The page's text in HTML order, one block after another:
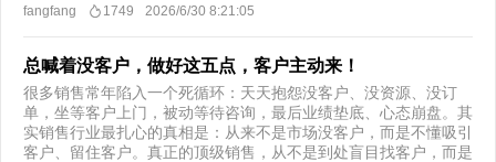
fangfang 1749 2026/6/30 8:21:05
总喊着没客户，做好这五点，客户主动来！
很多销售常年陷入一个死循环：天天抱怨没客户、没资源、没订
单，坐等客户上门，被动等待咨询，最后业绩垫底、心态崩盘。其
实销售行业最扎心的真相是：从来不是市场没客户，而是不懂吸引
客户、留住客户。真正的顶级销售，从不是到处盲目找客户，而是